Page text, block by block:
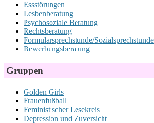
Essstörungen
Lesbenberatung
Psychosoziale Beratung
Rechtsberatung
Formularsprechstunde/Sozialsprechstunde
Bewerbungsberatung
Gruppen
Golden Girls
Frauenfußball
Feministischer Lesekreis
Depression und Zuversicht